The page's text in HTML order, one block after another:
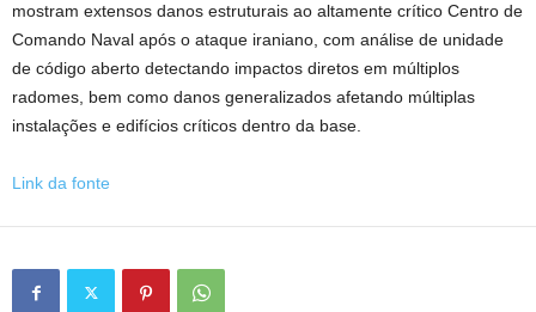
mostram extensos danos estruturais ao altamente crítico Centro de
Comando Naval após o ataque iraniano, com análise de unidade
de código aberto detectando impactos diretos em múltiplos
radomes, bem como danos generalizados afetando múltiplas
instalações e edifícios críticos dentro da base.
Link da fonte